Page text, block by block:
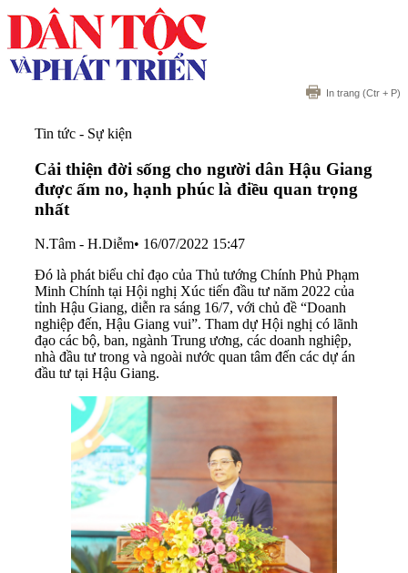
In trang (Ctr + P)
Tin tức - Sự kiện
Cải thiện đời sống cho người dân Hậu Giang
được ấm no, hạnh phúc là điều quan trọng
nhất
N.Tâm - H.Diễm• 16/07/2022 15:47
Đó là phát biểu chỉ đạo của Thủ tướng Chính Phủ Phạm
Minh Chính tại Hội nghị Xúc tiến đầu tư năm 2022 của
tỉnh Hậu Giang, diễn ra sáng 16/7, với chủ đề “Doanh
nghiệp đến, Hậu Giang vui”. Tham dự Hội nghị có lãnh
đạo các bộ, ban, ngành Trung ương, các doanh nghiệp,
nhà đầu tư trong và ngoài nước quan tâm đến các dự án
đầu tư tại Hậu Giang.